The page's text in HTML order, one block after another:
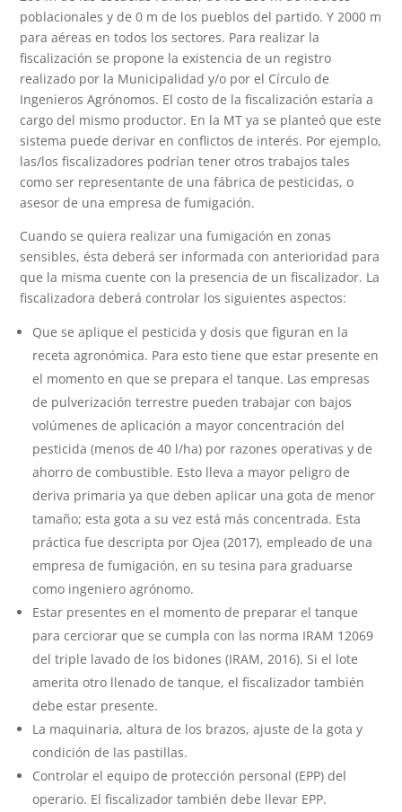
poblacionales y de 0 m de los pueblos del partido. Y 2000 m
para aéreas en todos los sectores. Para realizar la
fiscalización se propone la existencia de un registro
realizado por la Municipalidad y/o por el Círculo de
Ingenieros Agrónomos. El costo de la fiscalización estaría a
cargo del mismo productor. En la MT ya se planteó que este
sistema puede derivar en conflictos de interés. Por ejemplo,
las/los fiscalizadores podrían tener otros trabajos tales
como ser representante de una fábrica de pesticidas, o
asesor de una empresa de fumigación.
Cuando se quiera realizar una fumigación en zonas
sensibles, ésta deberá ser informada con anterioridad para
que la misma cuente con la presencia de un fiscalizador. La
fiscalizadora deberá controlar los siguientes aspectos:
Que se aplique el pesticida y dosis que figuran en la
receta agronómica. Para esto tiene que estar presente en
el momento en que se prepara el tanque. Las empresas
de pulverización terrestre pueden trabajar con bajos
volúmenes de aplicación a mayor concentración del
pesticida (menos de 40 l/ha) por razones operativas y de
ahorro de combustible. Esto lleva a mayor peligro de
deriva primaria ya que deben aplicar una gota de menor
tamaño; esta gota a su vez está más concentrada. Esta
práctica fue descripta por Ojea (2017), empleado de una
empresa de fumigación, en su tesina para graduarse
como ingeniero agrónomo.
Estar presentes en el momento de preparar el tanque
para cerciorar que se cumpla con las norma IRAM 12069
del triple lavado de los bidones (IRAM, 2016). Si el lote
amerita otro llenado de tanque, el fiscalizador también
debe estar presente.
La maquinaria, altura de los brazos, ajuste de la gota y
condición de las pastillas.
Controlar el equipo de protección personal (EPP) del
operario. El fiscalizador también debe llevar EPP.